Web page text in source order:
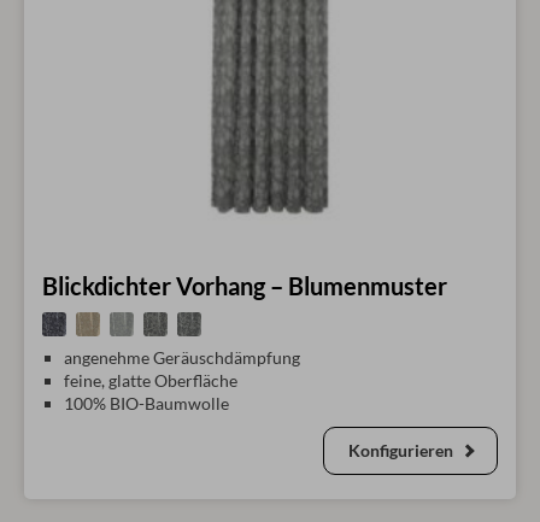
Blickdichter Vorhang – Blumenmuster
angenehme Geräuschdämpfung
feine, glatte Oberfläche
100% BIO-Baumwolle